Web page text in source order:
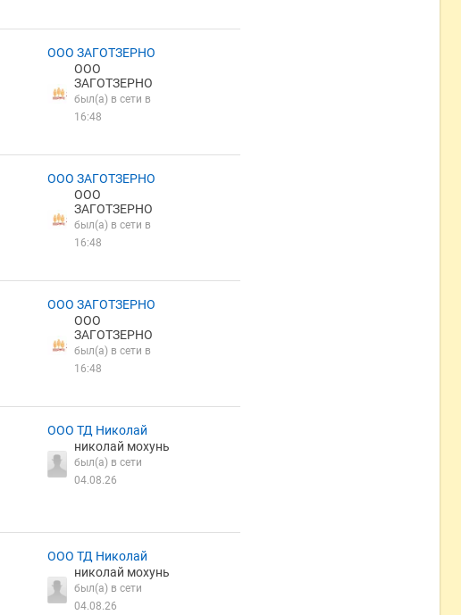
ООО ЗАГОТЗЕРНО
ООО
ЗАГОТЗЕРНО
был(а) в сети в
16:48
ООО ЗАГОТЗЕРНО
ООО
ЗАГОТЗЕРНО
был(а) в сети в
16:48
ООО ЗАГОТЗЕРНО
ООО
ЗАГОТЗЕРНО
был(а) в сети в
16:48
ООО ТД Николай
николай мохунь
был(а) в сети
04.08.26
ООО ТД Николай
николай мохунь
был(а) в сети
04.08.26